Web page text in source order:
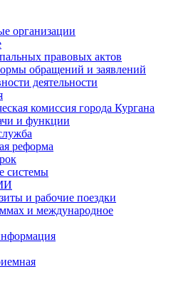
организации
правовых актов
обращений и заявлений
деятельности
комиссия города Кургана
и функции
реформа
системы
и рабочие поездки
и международное